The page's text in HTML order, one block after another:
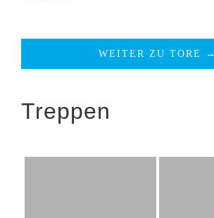
WEITER ZU TORE →
Treppen